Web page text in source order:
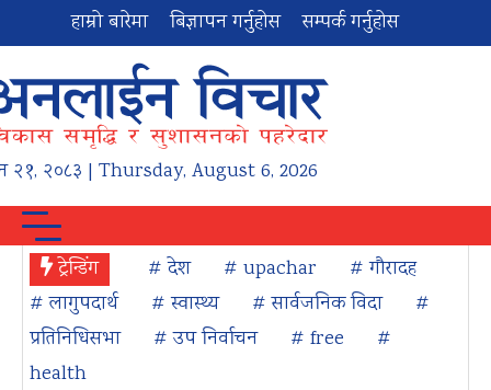
हाम्रो बारेमा बिज्ञापन गर्नुहोस सम्पर्क गर्नुहोस
२१, २०८३ | Thursday, August 6, 2026
ट्रेन्डिंग # देश # upachar
# गौरादह
# लागुपदार्थ
# स्वास्थ्य # सार्वजनिक विदा
#
प्रतिनिधिसभा
# उप निर्वाचन # free
#
health